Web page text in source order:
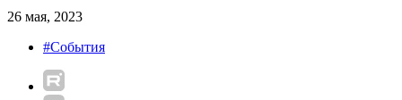
26 мая, 2023
#События